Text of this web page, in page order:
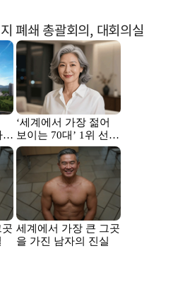
폐쇄 총괄회의, 대회의실